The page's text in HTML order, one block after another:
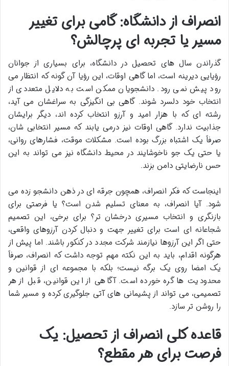
انصراف از دانشگاه: گامی برای تغییر
مسیر یا تجربه ای پرچالش؟
گذراندن سال های تحصیل در دانشگاه، برای بسیاری از جوانان
رؤیایی دیرینه است، اما گاهی اوقات، این رؤیا آن گونه که انتظار می
رود پیش نمی رود. دانشجویان ممکن است به دلایل متعددی از
انتخاب خود دلسرد شوند. گاهی بی انگیزگی به سراغشان می آید،
رشته ای که با هزار امید و آرزو انتخاب کرده اند، دیگر برایشان
جذابیت ندارد. گاهی اوقات نیز درمی یابند که مسیر انتخابی شان،
صرفاً یک اشتباه بزرگ بوده است. مشکلات موقت، فشارهای روانی،
یا حتی یک جو ناخوشایند در محیط دانشگاه نیز می تواند به این
حس نارضایتی دامن بزند.
اینجاست که فکر انصراف، همچون جرقه ای در ذهن دانشجو زده می
شود. آیا انصراف، به معنای تسلیم شدن است؟ یا فرصتی برای
بازنگری و انتخاب مسیری درخشان تر؟ برای برخی، این تصمیم
شجاعانه ای است برای تغییر جهت و دنبال کردن آرزوهای واقعی،
حتی اگر این آرزوها نیازمند شرکت مجدد در کنکور باشند. اما پیش از
هرگونه اقدام، باید به این نکته مهم توجه داشت که انصراف، صرفاً
یک امضا روی یک برگه نیست؛ بلکه با مجموعه ای از قوانین و
محدودیت ها گره خورده است. آگاهی از این قوانین، قبل از هر
تصمیمی، می تواند از پشیمانی های آتی جلوگیری کرده و مسیر شما
را روشن تر سازد.
قاعده کلی انصراف از تحصیل: یک
فرصت برای هر مقطع؟